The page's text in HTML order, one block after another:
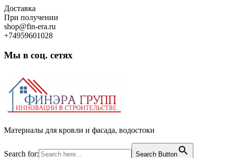
Skip
to
content
Доставка
При получении
shop@fin-era.ru
+74959601028
Мы в соц. сетях
Материалы для кровли и фасада, водостоки
Search for: Search Button